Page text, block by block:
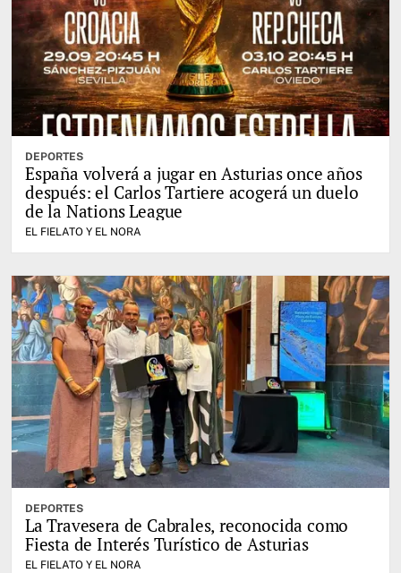
DEPORTES
España volverá a jugar en Asturias once años
después: el Carlos Tartiere acogerá un duelo
de la Nations League
EL FIELATO Y EL NORA
DEPORTES
La Travesera de Cabrales, reconocida como
Fiesta de Interés Turístico de Asturias
EL FIELATO Y EL NORA